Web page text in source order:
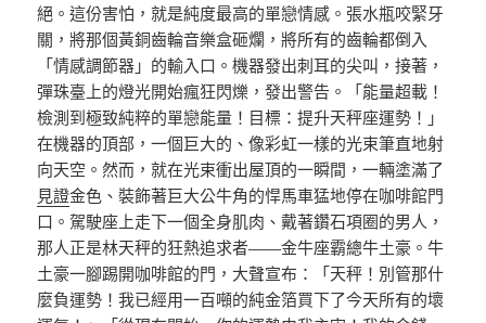
絕。這份害怕，就是純度最高的單戀情感。張水瓶咬緊牙
關，將那個黃銅齒輪音樂盒砸爛，將所有的齒輪都倒入
「情感調節器」的輸入口。機器發出刺耳的尖叫，接著，
彈珠臺上的燈光開始瘋狂閃爍，發出警告。「能量超載！
檢測到極致純粹的單戀能量！目標：提升天秤座運勢！」
在機器的頂部，一個巨大的、像彩虹一樣的光束筆直地射
向天空。然而，就在光束衝出屋頂的一瞬間，一輛塗滿了
見證金色、裝飾著巨大公牛角的悍馬車猛地停在咖啡館門
口。駕駛座上走下一個全身肌肉、戴著鑽石項圈的男人，
那人正是林天秤的狂熱追求者——金牛座霸總牛土豪。牛
土豪一腳踢開咖啡館的門，大聲宣布：「天秤！別管那什
麼負運勢！我已經用一百噸的純金箔買下了今天所有的壞